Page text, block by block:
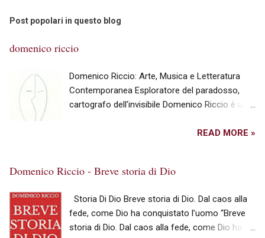
Post popolari in questo blog
domenico riccio
Domenico Riccio: Arte, Musica e Letteratura
Contemporanea Esploratore del paradosso,
cartografo dell'invisibile Domenico Riccio è un
utilizza la parola, il suono e l'immagine per
come un viaggio iniziatico e provocatorio : un
per abbracciare il paradosso, spingendo chi
guarda, ascolta o legge a demolire le proprie
certezze per scoprire l'essenza del sé.
READ MORE »
Domenico Riccio - Breve storia di Dio
Storia Di Dio Breve storia di Dio. Dal caos alla
fede, come Dio ha conquistato l’uomo “Breve
storia di Dio. Dal caos alla fede, come Dio ha